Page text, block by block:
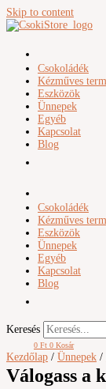
Skip to content
Csokoládék
Kézműves
Eszközök
Ünnepek
Egyéb
Kapcsolat
Blog
Csokoládék
Kézműves
Eszközök
Ünnepek
Egyéb
Kapcsolat
Blog
Keresés
0 Ft 0 Kosár
Kezdőlap / Ünnepek /
Válogass a